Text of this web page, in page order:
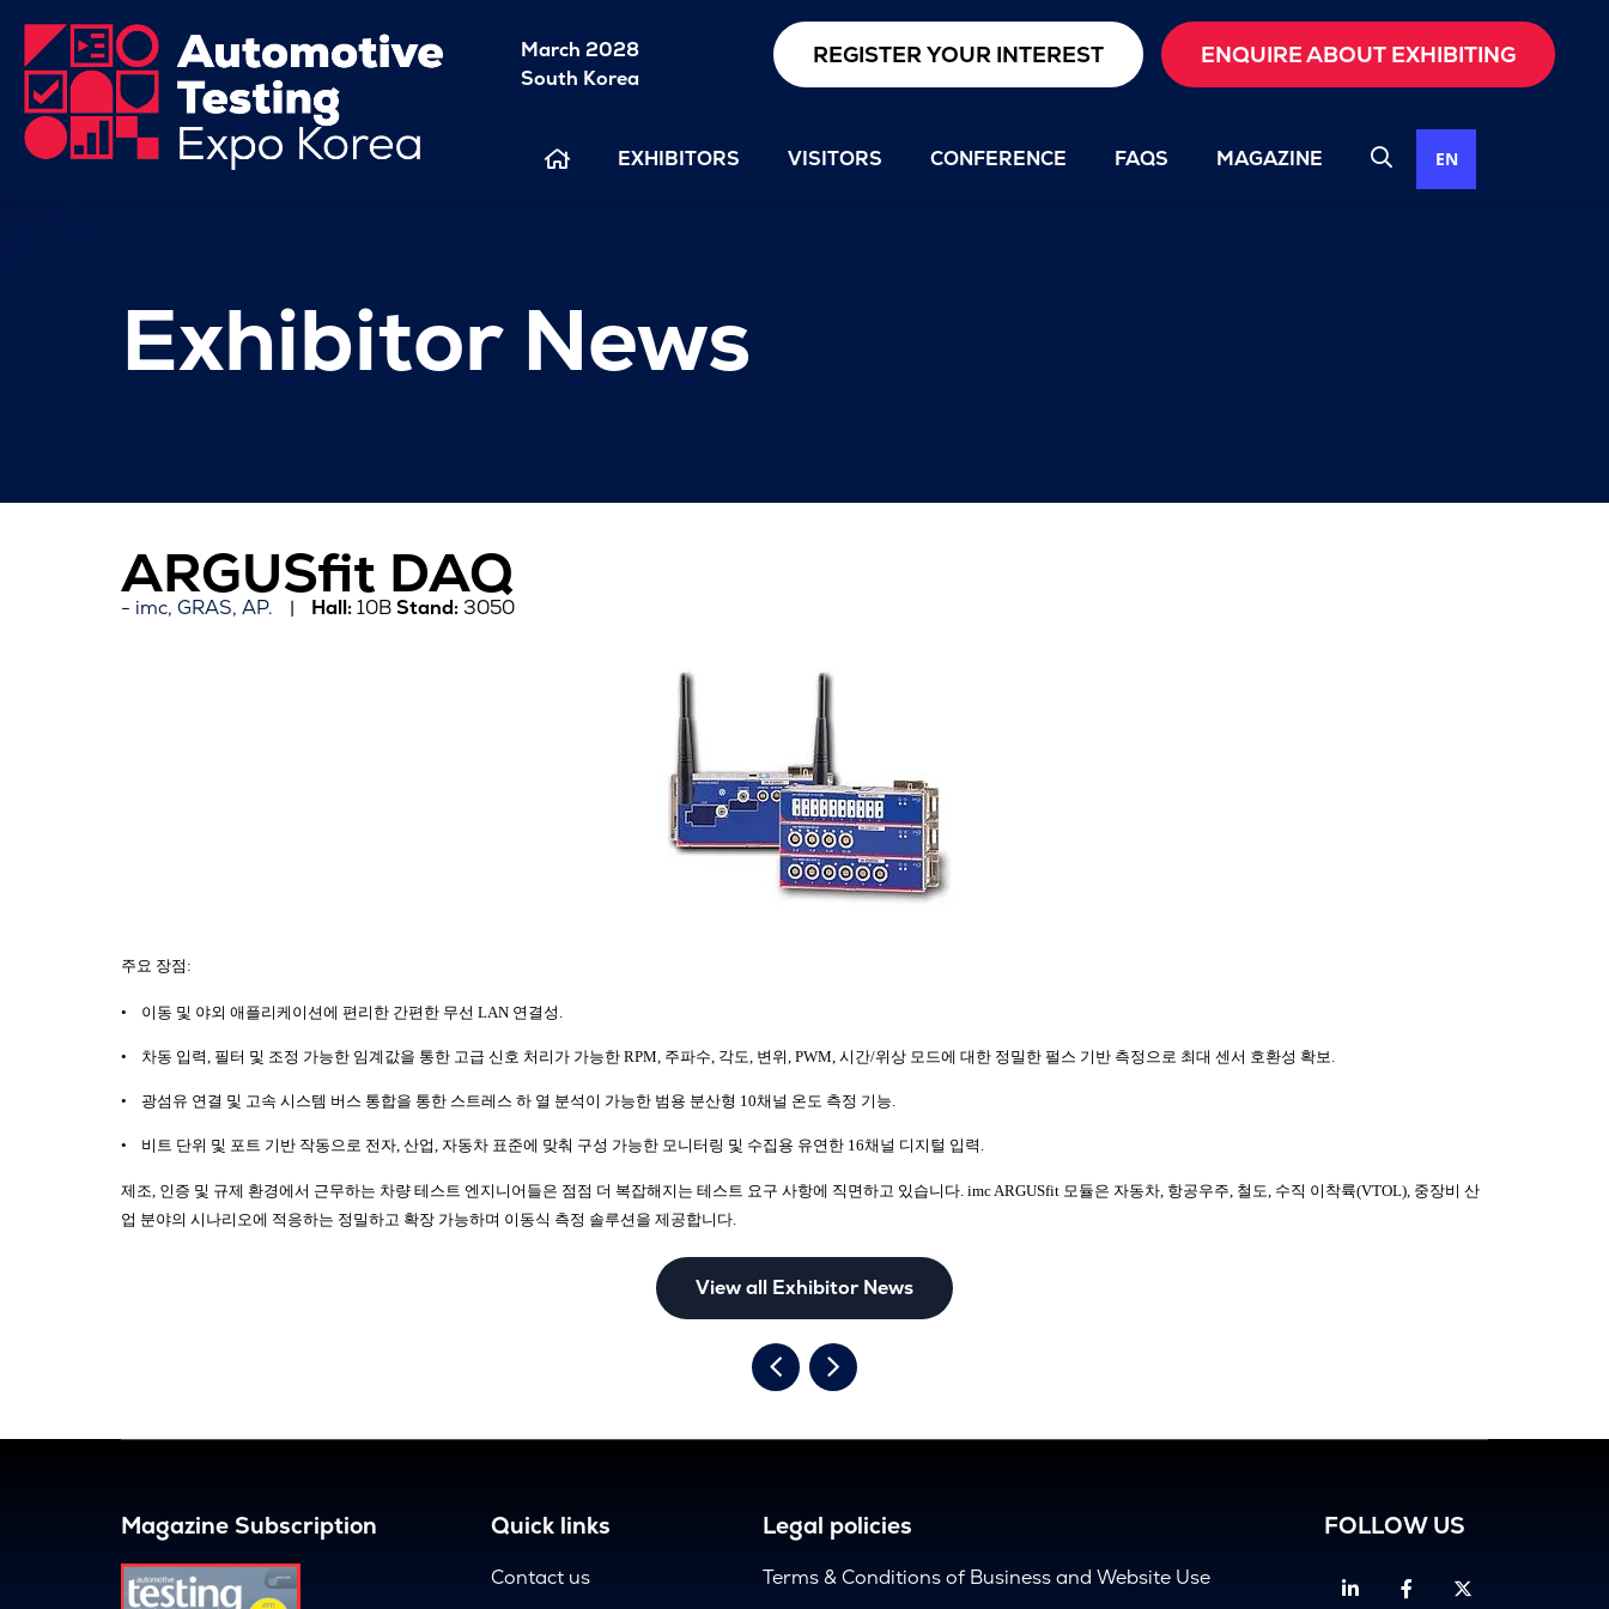
March 2028
South Korea
REGISTER YOUR INTEREST ENQUIRE ABOUT EXHIBITING
EXHIBITORS VISITORS CONFERENCE FAQS MAGAZINE EN
Exhibitor News
ARGUSfit DAQ
imc, GRAS, AP. Hall:10BStand:3050
주요 장점 :
• 이동 및 야외 애플리케이션에 편리한 간편한 무선 LAN 연결성
• 차동 입력 필터 및 조정 가능한 임계값을 통한 고급 신호 처리가 가능한RPM, 주파수 각도 변위 , PWM, 시간/위상 모드에 대한 정밀한 펄스 기반 측정으로 최대 센서 호환성 확보
• 광섬유 연결 및 고속 시스템 버스 통합을 통한 스트레스 하 열 분석이 가능한 범용 분산형 10채널 온도 측정 기능
• 비트 단위 및 포트 기반 작동으로 전자, 산업 자동차 표준에 맞춰 구성 가능한 모니터링 및 수집용 유연한16채널 디지털 입력
제조 인증 및 규제 환경에서 근무하는 차량 테스트 엔지니어들은 점점 더 복잡해지는 테스트 요구 사항에 직면하고 있습니다. imc ARGUSfit 모듈은 자동차, 항공우주 철도 수직 이착륙(VTOL), 중장비 산
업 분야의 시나리오에 적응하는 정밀하고 확장 가능하며 이동식 측정 솔루션을 제공합니다.
View all Exhibitor News
Magazine Subscription Quick links
Contact us
Legal policies
Terms & Conditions of Business and Website Use
FOLLOW US
LinkedinFacebook